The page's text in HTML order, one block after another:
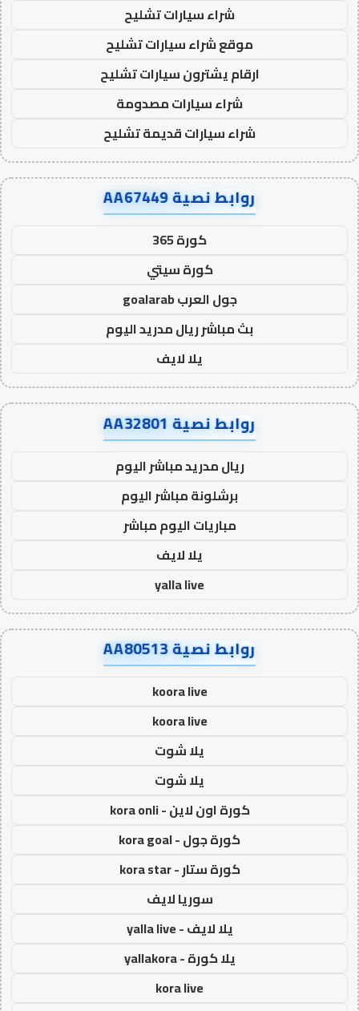
شراء سيارات تشليح
موقع شراء سيارات تشليح
ارقام يشترون سيارات تشليح
شراء سيارات مصدومة
شراء سيارات قديمة تشليح
روابط نصية AA67449
كورة 365
كورة سيتي
جول العرب goalarab
بث مباشر ريال مدريد اليوم
يلا لايف
روابط نصية AA32801
ريال مدريد مباشر اليوم
برشلونة مباشر اليوم
مباريات اليوم مباشر
يلا لايف
yalla live
روابط نصية AA80513
koora live
koora live
يلا شوت
يلا شوت
كورة اون لاين - kora onli
كورة جول - kora goal
كورة ستار - kora star
سوريا لايف
يلا لايف - yalla live
يلا كورة - yallakora
kora live